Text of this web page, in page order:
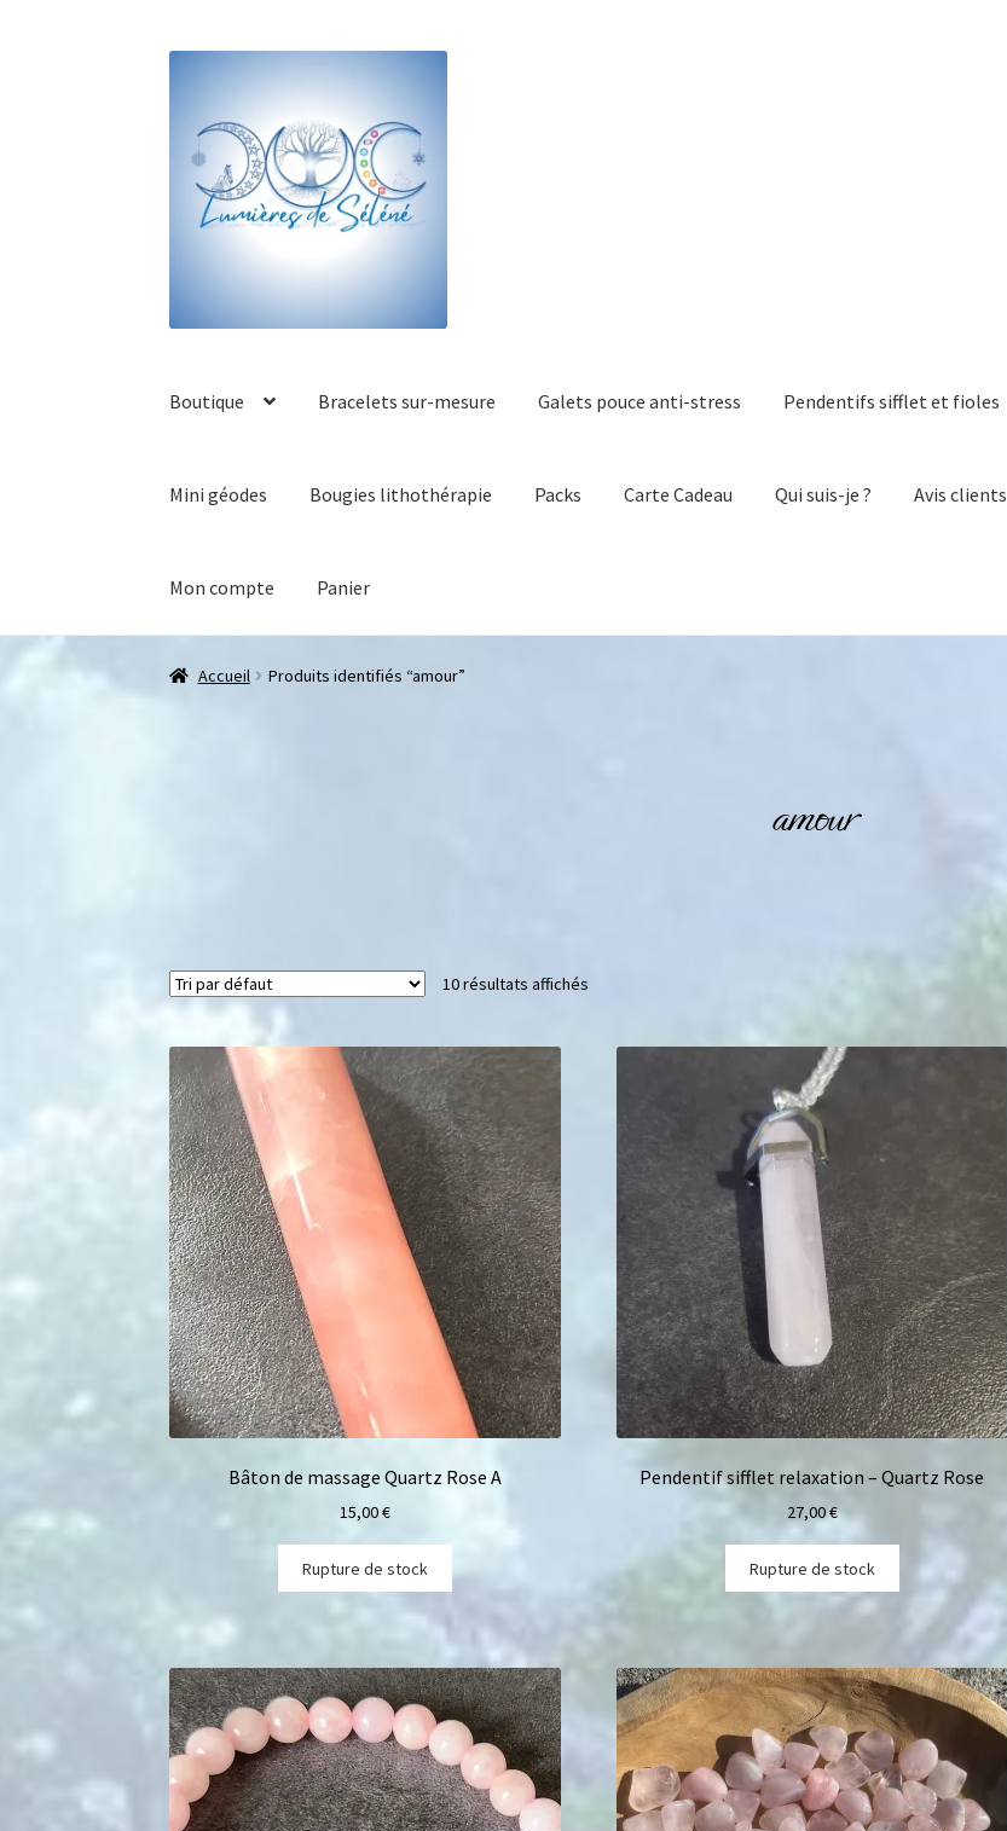
Boutique Bracelets sur-mesure Galets pouce anti-stress Pendentifs sifflet et fioles
Mini géodes Bougies lithothérapie Packs Carte Cadeau Qui suis-je ? Avis clients
Mon compte Panier
Accueil Produits identifiés “amour”
amour
10 résultats affichés
Bâton de massage Quartz Rose A
15,00€
Rupture de stock
Pendentif sifflet relaxation – Quartz Rose
27,00€
Rupture de stock